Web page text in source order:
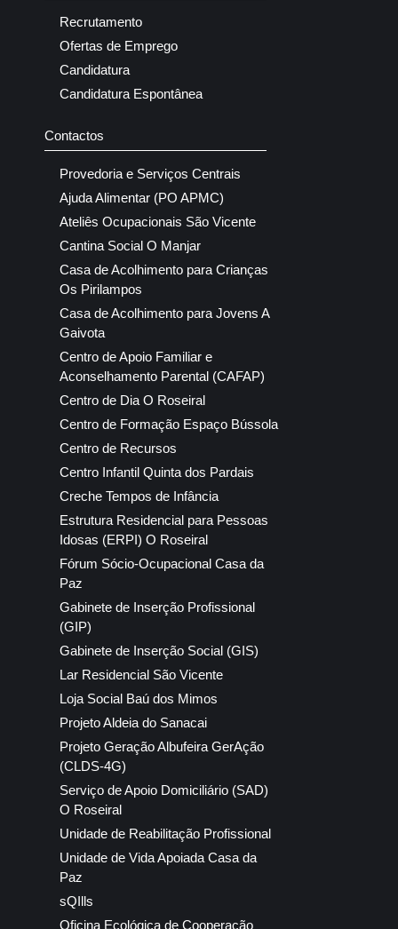
Recrutamento
Ofertas de Emprego
Candidatura
Candidatura Espontânea
Contactos
Provedoria e Serviços Centrais
Ajuda Alimentar (PO APMC)
Ateliês Ocupacionais São Vicente
Cantina Social O Manjar
Casa de Acolhimento para Crianças
Os Pirilampos
Casa de Acolhimento para Jovens A
Gaivota
Centro de Apoio Familiar e
Aconselhamento Parental (CAFAP)
Centro de Dia O Roseiral
Centro de Formação Espaço Bússola
Centro de Recursos
Centro Infantil Quinta dos Pardais
Creche Tempos de Infância
Estrutura Residencial para Pessoas
Idosas (ERPI) O Roseiral
Fórum Sócio-Ocupacional Casa da
Paz
Gabinete de Inserção Profissional
(GIP)
Gabinete de Inserção Social (GIS)
Lar Residencial São Vicente
Loja Social Baú dos Mimos
Projeto Aldeia do Sanacai
Projeto Geração Albufeira GerAção
(CLDS-4G)
Serviço de Apoio Domiciliário (SAD)
O Roseiral
Unidade de Reabilitação Profissional
Unidade de Vida Apoiada Casa da
Paz
sQIlls
Oficina Ecológica de Cooperação